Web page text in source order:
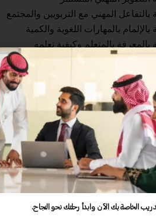
المهني مع التربويين والمجتمع
بالمهارات اللغوية والكمية
بالمتعلم وكيفية تعلمه
المعرفة بمحتوى التخصص وطرق تدريسه
بالمعرفة بطرق التدريس العامة
التخطيط للتدريس وتنفيذه
بيئات تعلم تفاعلية وداعمة للمتعلم
الخاصة بك الآن وابدأ رحلتك نحو النجاح.